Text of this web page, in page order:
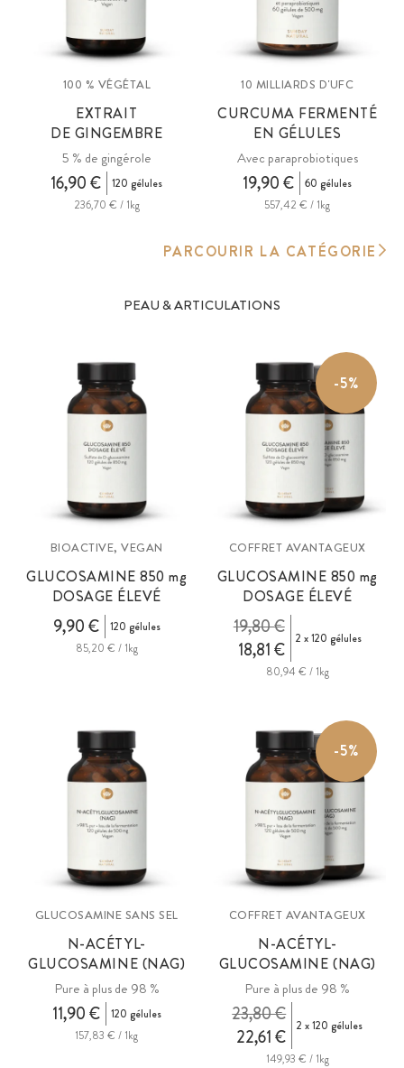
100 % VÉGÉTAL
EXTRAIT
DE GINGEMBRE
5 % de gingérole
16,90 €
120 gélules
236,70 € / 1kg
10 MILLIARDS D'UFC
CURCUMA FERMENTÉ
EN GÉLULES
Avec paraprobiotiques
19,90 €
60 gélules
557,42 € / 1kg
PARCOURIR LA CATÉGORIE
PEAU & ARTICULATIONS
BIOACTIVE, VEGAN
GLUCOSAMINE 850 mg
DOSAGE ÉLEVÉ
9,90 €
120 gélules
85,20 € / 1kg
-5%
COFFRET AVANTAGEUX
GLUCOSAMINE 850 mg
DOSAGE ÉLEVÉ
18,81 €
19,80 € 2 x 120 gélules
80,94 € / 1kg
GLUCOSAMINE SANS SEL
N-ACÉTYL-
GLUCOSAMINE (NAG)
Pure à plus de 98 %
11,90 €
120 gélules
157,83 € / 1kg
-5%
COFFRET AVANTAGEUX
N-ACÉTYL-
GLUCOSAMINE (NAG)
Pure à plus de 98 %
22,61 €
23,80 € 2 x 120 gélules
149,93 € / 1kg